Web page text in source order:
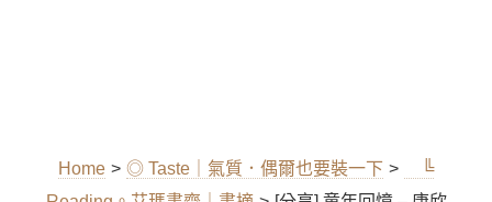
Home > ◎ Taste｜氣質．偶爾也要裝一下 >
╚